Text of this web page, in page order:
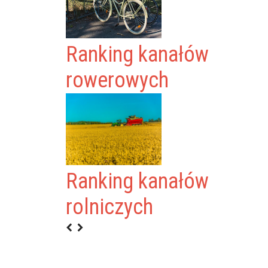
Ranking kanałów
rowerowych
Ranking kanałów
rolniczych